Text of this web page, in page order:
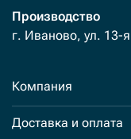
Производство
г. Иваново, ул. 13-
Компания
Доставка и оплата